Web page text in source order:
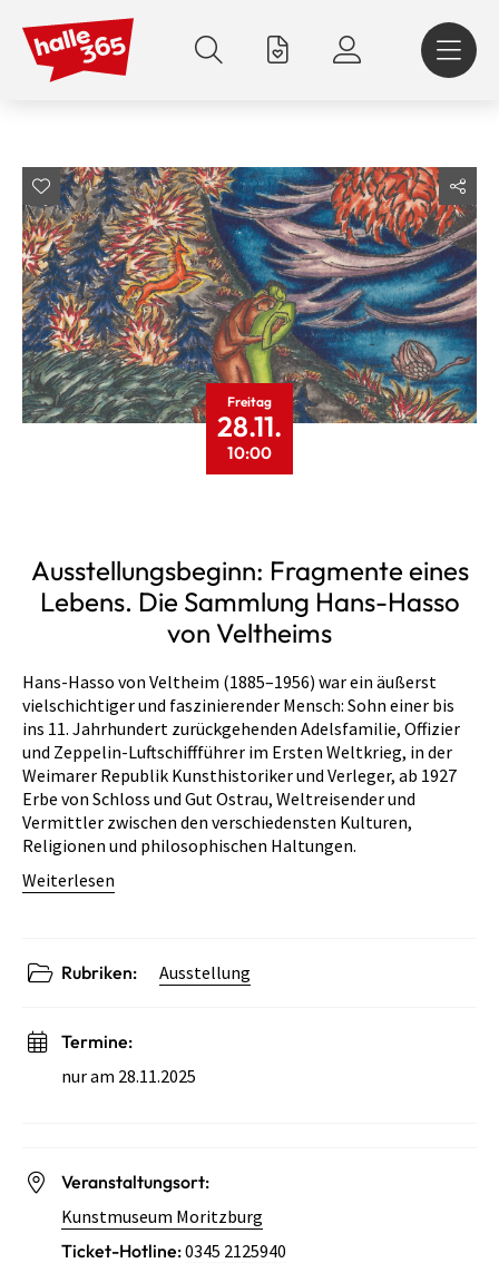
zum
Inhalt
Freitag
28.11.
10:00
Ausstellungsbeginn: Fragmente eines
Lebens. Die Sammlung Hans-Hasso
von Veltheims
Hans-Hasso von Veltheim (1885–1956) war ein äußerst
vielschichtiger und faszinierender Mensch: Sohn einer bis
ins 11. Jahrhundert zurückgehenden Adelsfamilie, Offizier
und Zeppelin-Luftschiffführer im Ersten Weltkrieg, in der
Weimarer Republik Kunsthistoriker und Verleger, ab 1927
Erbe von Schloss und Gut Ostrau, Weltreisender und
Vermittler zwischen den verschiedensten Kulturen,
Religionen und philosophischen Haltungen.
Weiterlesen
Rubriken: Ausstellung
Termine:
nur am 28.11.2025
Veranstaltungsort:
Kunstmuseum Moritzburg
Ticket-Hotline:0345 2125940